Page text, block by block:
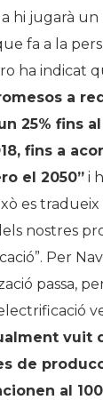
hi jugarà un
fa a la
ha indicat
a
25% fins
fins a
el 2050” i
es tradueix
nostres
Per
passa,
vuit
de
al